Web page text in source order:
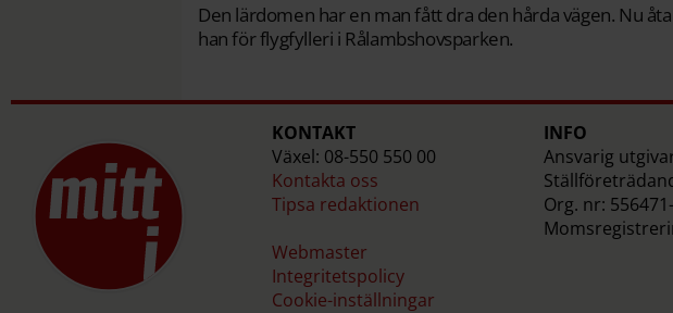
Den lärdomen har en man fått dra den hårda vägen. Nu
han för flygfylleri i Rålambshovsparken.
KONTAKT
Växel: 08-550 550 00
Kontakta oss
Tipsa redaktionen
Webmaster
Integritetspolicy
Cookie-inställningar
INFO
Ansvarig
Org. nr: